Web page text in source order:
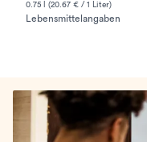
0.75 l (20.67 € / 1 Liter)
Lebensmittelangaben